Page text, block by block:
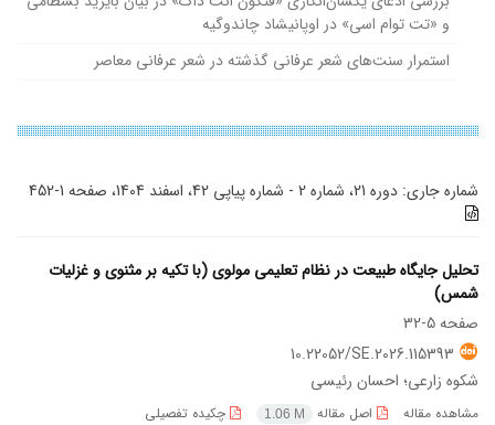
و «تت توام اسی» در اوپانیشاد چاندوگیه
استمرار سنت‌های شعر عرفانی گذشته در شعر عرفانی معاصر
شماره جاری: دوره 21، شماره 2 - شماره پیاپی 42، اسفند 1404، صفحه 1-452
تحلیل جایگاه طبیعت در نظام تعلیمی مولوی (با تکیه بر مثنوی و غزلیات
شمس)
صفحه5-32
10.22052/SE.2026.115393
شکوه زارعی؛ احسان رئیسی
مشاهده مقاله اصل مقاله 1.06 M چکیده تفصیلی